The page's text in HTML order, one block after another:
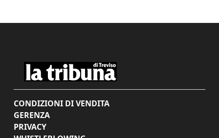
CONDIZIONI DI VENDITA
GERENZA
PRIVACY